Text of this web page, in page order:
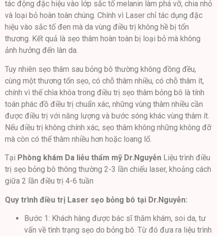
tác động đặc hiệu vào lớp sắc tố melanin làm phá vỡ, chia nhỏ
và loại bỏ hoàn toàn chúng. Chính vì Laser chỉ tác dụng đặc
hiệu vào sắc tố đen mà da vùng điều trị không hề bị tổn
thương. Kết quả là sẹo thâm hoàn toàn bị loại bỏ mà không
ảnh hưởng đến làn da.
Tuy nhiên sẹo thâm sau bỏng bô thường không đồng đều,
cùng một thương tổn sẹo, có chỗ thâm nhiều, có chỗ thâm ít,
chính vì thế chìa khóa trong điều trị sẹo thâm bỏng bô là tính
toán phác đồ điều trị chuẩn xác, những vùng thâm nhiều cần
được điều trị với năng lượng và bước sóng khác vùng thâm ít.
Nếu điều trị không chính xác, sẹo thâm không những không đỡ
mà còn có thể thâm nhiều hơn hoặc loang lổ.
Tại Phòng khám Da liễu thẩm mỹ Dr.Nguyễn Liệu trình điều
trị sẹo bỏng bô thông thường 2-3 lần chiếu laser, khoảng cách
giữa 2 lần điều trị 4-6 tuần
Quy trình điều trị Laser sẹo bỏng bô tại Dr.Nguyễn:
Bước 1: Khách hàng được bác sĩ thăm khám, soi da, tư
vấn về tình trạng sẹo do bỏng bô. Từ đó đưa ra liệu trình